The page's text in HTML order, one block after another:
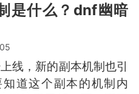
是什么？dnf幽暗
，新的副本机制也引
道这个副本的机制内